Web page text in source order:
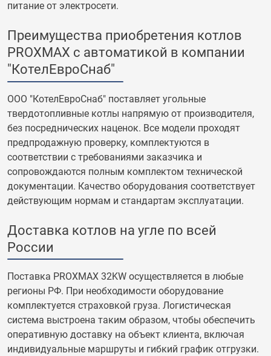
питание от электросети.
Преимущества приобретения котлов
PROXMAX с автоматикой в компании
"КотелЕвроСнаб"
ООО "КотелЕвроСнаб" поставляет угольные
твердотопливные котлы напрямую от производителя,
без посреднических наценок. Все модели проходят
предпродажную проверку, комплектуются в
соответствии с требованиями заказчика и
сопровождаются полным комплектом технической
документации. Качество оборудования соответствует
действующим нормам и стандартам эксплуатации.
Доставка котлов на угле по всей
России
Поставка PROXMAX 32KW осуществляется в любые
регионы РФ. При необходимости оборудование
комплектуется страховкой груза. Логистическая
система выстроена таким образом, чтобы обеспечить
оперативную доставку на объект клиента, включая
индивидуальные маршруты и гибкий график отгрузки.